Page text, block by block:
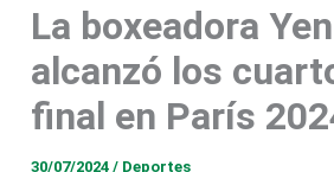
La boxeadora
alcanzó los
final en París
30/07/2024/ Deportes